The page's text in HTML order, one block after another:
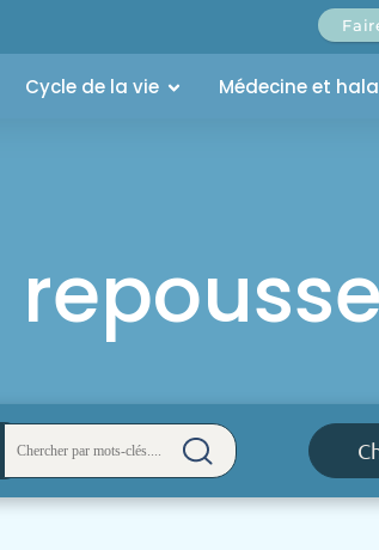
Cycle de la vie Médecine et